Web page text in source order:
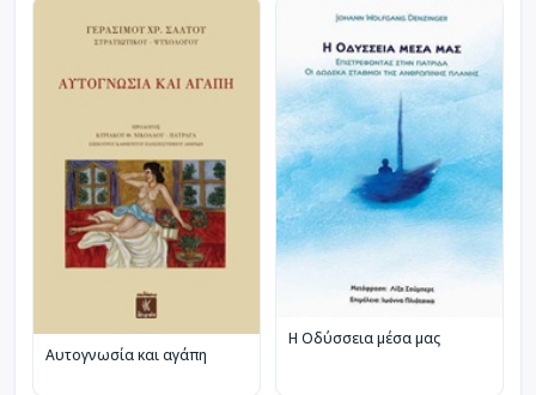
Αυτογνωσία και αγάπη
Η Οδύσσεια μέσα μας